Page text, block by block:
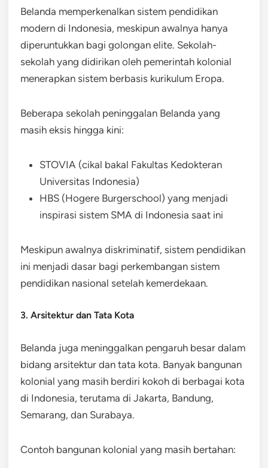
Belanda memperkenalkan sistem pendidikan
modern di Indonesia, meskipun awalnya hanya
diperuntukkan bagi golongan elite. Sekolah-
sekolah yang didirikan oleh pemerintah kolonial
menerapkan sistem berbasis kurikulum Eropa.
Beberapa sekolah peninggalan Belanda yang
masih eksis hingga kini:
STOVIA (cikal bakal Fakultas Kedokteran
Universitas Indonesia)
HBS (Hogere Burgerschool) yang menjadi
inspirasi sistem SMA di Indonesia saat ini
Meskipun awalnya diskriminatif, sistem pendidikan
ini menjadi dasar bagi perkembangan sistem
pendidikan nasional setelah kemerdekaan.
3. Arsitektur dan Tata Kota
Belanda juga meninggalkan pengaruh besar dalam
bidang arsitektur dan tata kota. Banyak bangunan
kolonial yang masih berdiri kokoh di berbagai kota
di Indonesia, terutama di Jakarta, Bandung,
Semarang, dan Surabaya.
Contoh bangunan kolonial yang masih bertahan: